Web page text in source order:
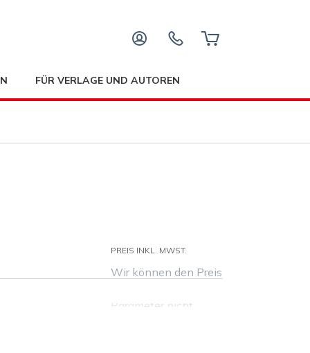
FÜR VERLAGE UND AUTOREN
PREIS INKL. MWST.
Wir können den Preis
Parameter nicht